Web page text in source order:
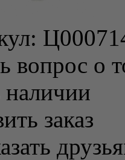
вопрос о
наличии
заказ